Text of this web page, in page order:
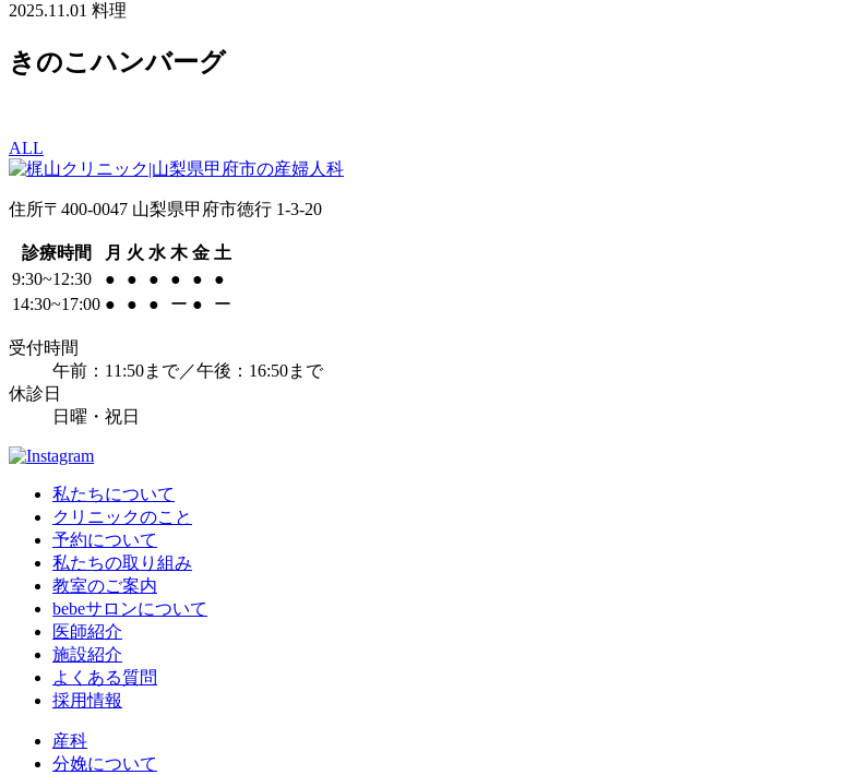
2025.11.01 料理
きのこハンバーグ
ALL
住所〒400-0047 山梨県甲府市徳行 1-3-20
診療時間 月 火 水 木 金 土
9:30~12:30
● ● ● ● ●
●
14:30~17:00 ● ● ● ー ● ー
受付時間
午前：11:50まで／午後：16:50まで
休診日
日曜・祝日
私たちについて
クリニックのこと
予約について
私たちの取り組み
教室のご案内
bebeサロンについて
医師紹介
施設紹介
よくある質問
採用情報
産科
分娩について